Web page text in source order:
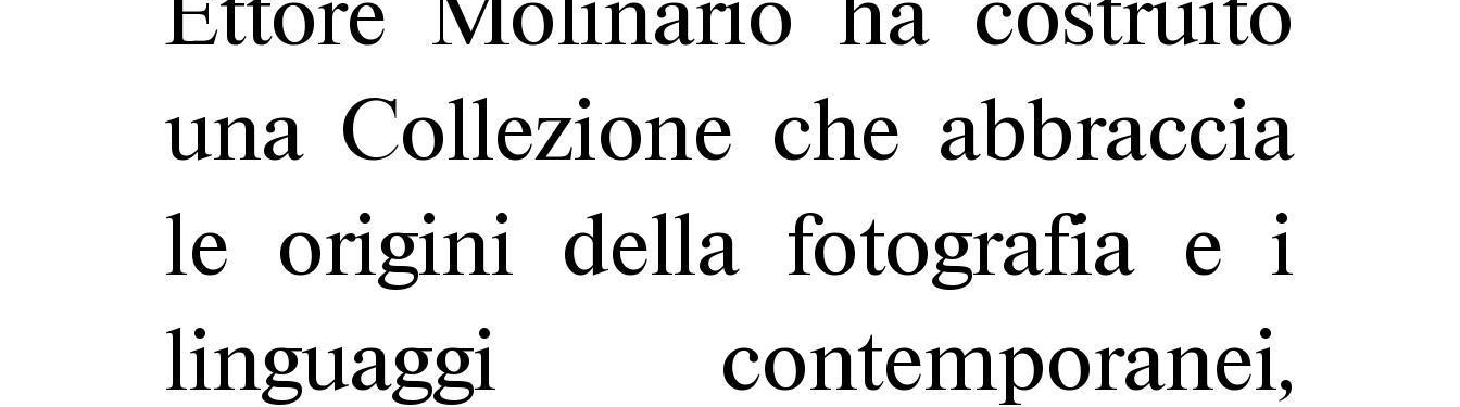
Ettore Molinario ha costruito
una Collezione che abbraccia
le origini della fotografia e i
linguaggi contemporanei,